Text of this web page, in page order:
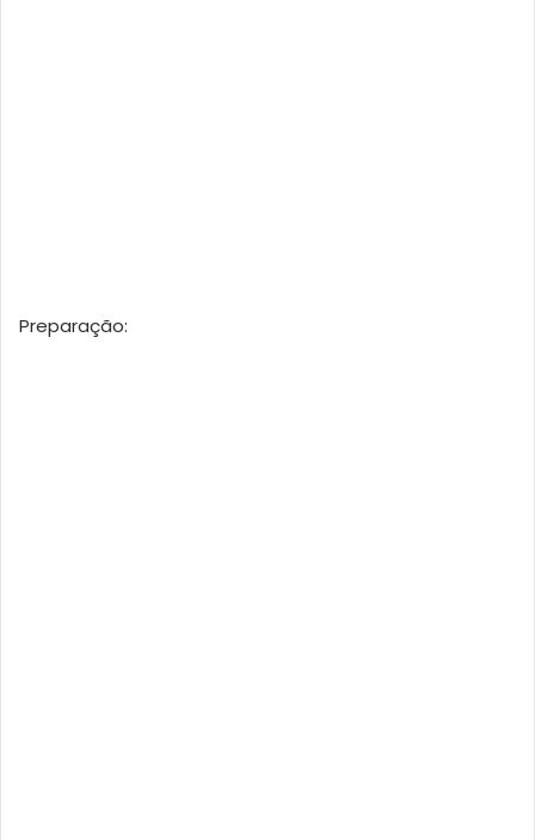
Preparação: